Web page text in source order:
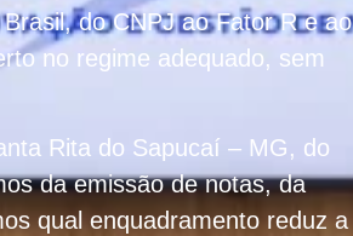
do CNPJ ao Fator R e ao
no regime adequado, sem
Rita do Sapucaí – MG, do
da emissão de notas, da
qual enquadramento reduz a